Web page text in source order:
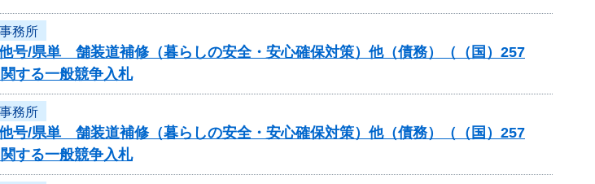
務所
号/県単 舗装道補修（暮らしの安全・安心確保対策）他（債務）（（国）257
る一般競争入札
務所
号/県単 舗装道補修（暮らしの安全・安心確保対策）他（債務）（（国）257
る一般競争入札